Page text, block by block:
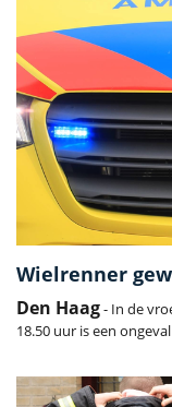
Wielrenner
Den Haag- In de
18.50 uur is een